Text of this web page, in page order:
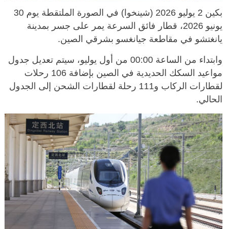
بكين 2 يوليو 2026 (شينخوا) في الصورة الملتقطة يوم 30
يونيو 2026، قطار فائق السرعة يمر على جسر بمدينة
يانغتشو في مقاطعة جيانغسو بشرقي الصين.
وابتداء من الساعة 00:00 من أول يوليو، سيتم تعديل جدول
مواعيد السكك الحديدية في الصين بإضافة 106 رحلات
لقطارات الركاب و111 رحلة لقطارات الشحن إلى الجدول
الحالي.